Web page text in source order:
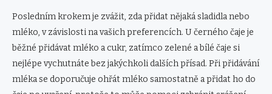
Posledním krokem je zvážit, zda přidat nějaká sladidla nebo
mléko, v závislosti na vašich preferencích. U černého čaje je
běžné přidávat mléko a cukr, zatímco zelené a bílé čaje si
nejlépe vychutnáte bez jakýchkoli dalších přísad. Při přidávání
mléka se doporučuje ohřát mléko samostatně a přidat ho do